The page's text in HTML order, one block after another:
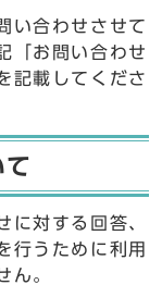
い合わせさせて
「お問い合わせ
記載してくださ
に対する回答、
行うために利用
ん。